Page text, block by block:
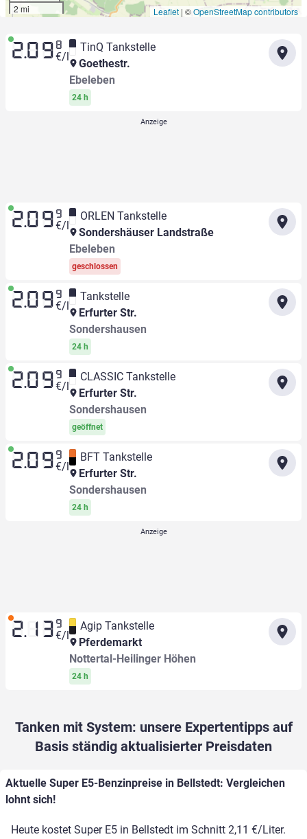
2 mi
Leaflet | ©OpenStreetMap contributors
2.09 8
€/l
TinQ Tankstelle
Goethestr.
Ebeleben
24 h
2.09 9
€/l
ORLEN Tankstelle
Sondershäuser Landstraße
Ebeleben
geschlossen
2.09 9
€/l
Tankstelle
Erfurter Str.
Sondershausen
24 h
2.09 9
€/l
CLASSIC Tankstelle
Erfurter Str.
Sondershausen
geöffnet
2.09 9
€/l
BFT Tankstelle
Erfurter Str.
Sondershausen
24 h
2.13 9
€/l
Agip Tankstelle
Pferdemarkt
Nottertal-Heilinger Höhen
24 h
Tanken mit System: unsere Expertentipps auf
Basis ständig aktualisierter Preisdaten
Aktuelle Super E5-Benzinpreise in Bellstedt: Vergleichen
lohnt sich!
Heute kostet Super E5 in Bellstedt im Schnitt 2,11 €/Liter.